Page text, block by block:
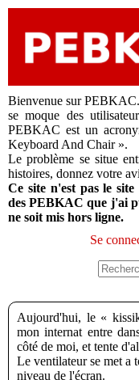
Bienvenue sur
se moque des
PEBKAC est un
Keyboard And Chair ».
Le problème se situe
histoires, donnez votre
Ce site n'est pas le
des PEBKAC que j'ai
ne soit mis hors ligne.
Se
Aujourd'hui, le «
mon internat entre
côté de moi, et tente
Le ventilateur se met a
niveau de l'écran.